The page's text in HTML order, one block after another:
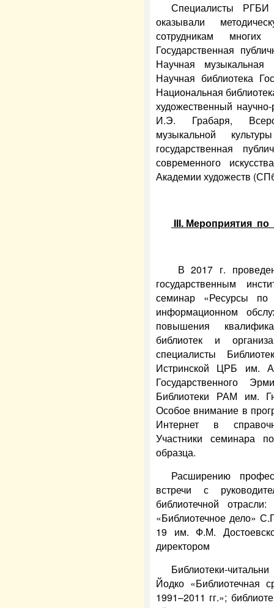
Специалисты РГБИ
оказывали
сотрудникам
Государственная
Научная
Научная библиотека
Национальная
художественный
И.Э. Грабаря,
музыкальной
государственная
современного
Академии художеств
III. Мероприятия
В 2017 г.
государственным
семинар «Ресурсы по
информационном
повышения
библиотек и
специалисты
Истринской ЦРБ им.
Государственного
Библиотеки РАМ им.
Особое внимание в
Интернет в
Участники семинара
образца.
Расширению
встречи с
библиотечной
«Библиотечное дело»
19 им. Ф.М.
директором
Библиотеки-
Йодко «Библиотечная
1991–2011 гг.»;